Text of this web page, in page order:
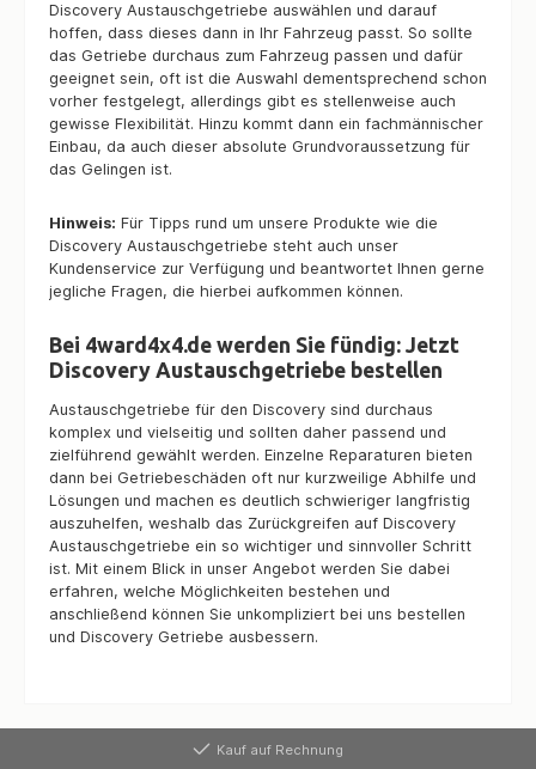
Discovery Austauschgetriebe auswählen und darauf
hoffen, dass dieses dann in Ihr Fahrzeug passt. So sollte
das Getriebe durchaus zum Fahrzeug passen und dafür
geeignet sein, oft ist die Auswahl dementsprechend schon
vorher festgelegt, allerdings gibt es stellenweise auch
gewisse Flexibilität. Hinzu kommt dann ein fachmännischer
Einbau, da auch dieser absolute Grundvoraussetzung für
das Gelingen ist.
Hinweis: Für Tipps rund um unsere Produkte wie die
Discovery Austauschgetriebe steht auch unser
Kundenservice zur Verfügung und beantwortet Ihnen gerne
jegliche Fragen, die hierbei aufkommen können.
Bei 4ward4x4.de werden Sie fündig: Jetzt
Discovery Austauschgetriebe bestellen
Austauschgetriebe für den Discovery sind durchaus
komplex und vielseitig und sollten daher passend und
zielführend gewählt werden. Einzelne Reparaturen bieten
dann bei Getriebeschäden oft nur kurzweilige Abhilfe und
Lösungen und machen es deutlich schwieriger langfristig
auszuhelfen, weshalb das Zurückgreifen auf Discovery
Austauschgetriebe ein so wichtiger und sinnvoller Schritt
ist. Mit einem Blick in unser Angebot werden Sie dabei
erfahren, welche Möglichkeiten bestehen und
anschließend können Sie unkompliziert bei uns bestellen
und Discovery Getriebe ausbessern.
Kauf auf Rechnung